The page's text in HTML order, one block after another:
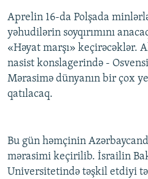
BIZIMLƏ ƏLAQƏ
XƏBƏR BÜLLETENLƏRIMIZ
Aprelin 16-da Polşada
yəhudilərin soyqırımını
«Həyat marşı» keçirəcəklər.
nasist konslagerində -
Mərasimə dünyanın bir çox
qatılacaq.
Bu gün həmçinin
mərasimi keçirilib. İsrailin
Universitetində təşkil etdiyi